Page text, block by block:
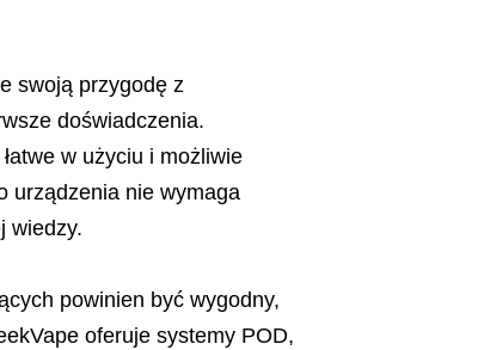
swoją przygodę z
doświadczenia.
w użyciu i możliwie
urządzenia nie wymaga
wiedzy.
powinien być wygodny,
oferuje systemy POD,